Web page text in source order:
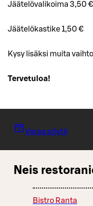
Jäätelövalikoima 3,50 €
Jäätelökastike 1,50 €
Kysy lisäksi muita
Tervetuloa!
Varaa pöytä
Neis
Bistro Ranta